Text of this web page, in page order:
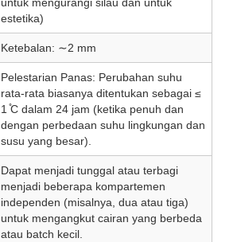
untuk mengurangi silau dan untuk
estetika)
Ketebalan: ∼2 mm
Pelestarian Panas: Perubahan suhu
rata-rata biasanya ditentukan sebagai ≤
1 ̊C dalam 24 jam (ketika penuh dan
dengan perbedaan suhu lingkungan dan
susu yang besar).
Dapat menjadi tunggal atau terbagi
menjadi beberapa kompartemen
independen (misalnya, dua atau tiga)
untuk mengangkut cairan yang berbeda
atau batch kecil.